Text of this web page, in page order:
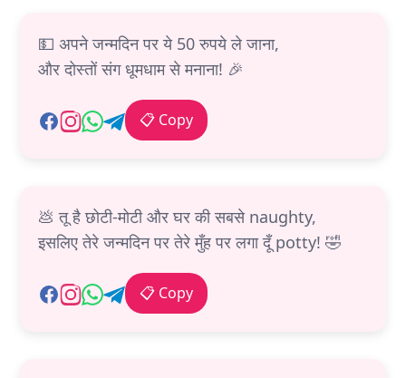
💵 अपने जन्मदिन पर ये 50 रुपये ले जाना,
और दोस्तों संग धूमधाम से मनाना! 🎉
📋 Copy
💩 तू है छोटी-मोटी और घर की सबसे naughty,
इसलिए तेरे जन्मदिन पर तेरे मुँह पर लगा दूँ potty! 🤣
📋 Copy